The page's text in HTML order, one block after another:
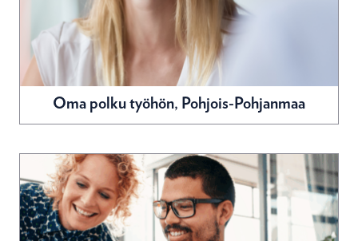
Oma polku työhön, Pohjois-Pohjanmaa